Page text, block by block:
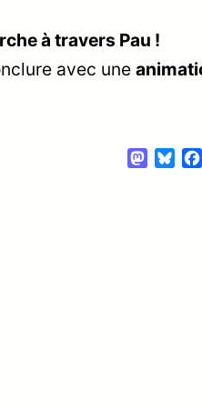
à travers Pau !
avec une